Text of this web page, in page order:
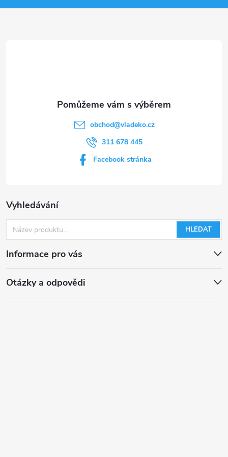
a
Vyhledávání
HLEDAT
Informace pro vás
Otázky a odpovědi
obchod@vladeko.cz
311 678 445
Facebook stránka